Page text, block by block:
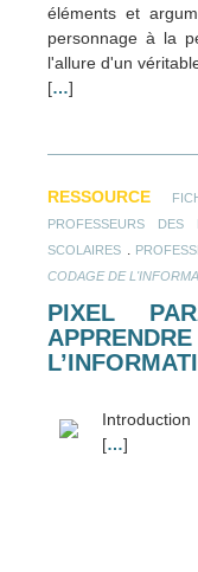
éléments et
personnage à la
l'allure d'un
[…]
RESSOURCE
PROFESSEURS DES
SCOLAIRES
CODAGE DE
PIXEL
Introduction
[…]